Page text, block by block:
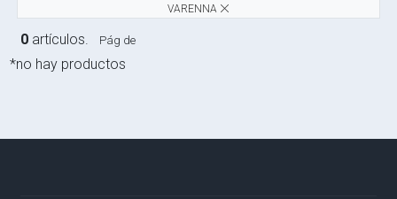
VARENNA
*no hay productos
0 artículos. Pág de